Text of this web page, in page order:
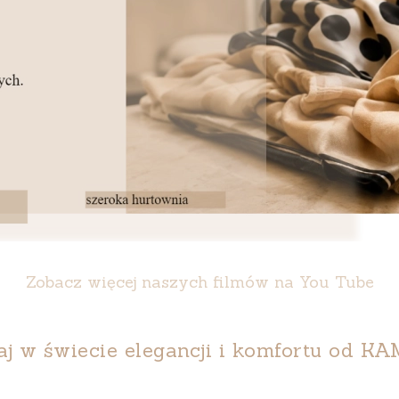
Zobacz więcej naszych filmów na You Tube
w świecie elegancji i komfortu od